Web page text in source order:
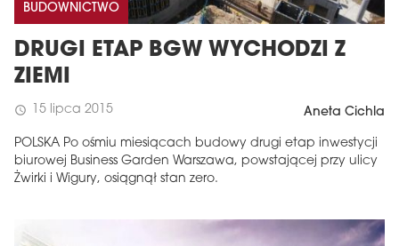
BUDOWNICTWO
DRUGI ETAP BGW WYCHODZI Z
ZIEMI
schedule 15 lipca 2015 Aneta Cichla
POLSKA Po ośmiu miesiącach budowy drugi etap inwestycji
biurowej Business Garden Warszawa, powstającej przy ulicy
Żwirki i Wigury, osiągnął stan zero.